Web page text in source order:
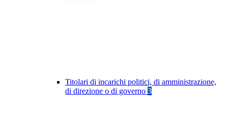
Titolari di incarichi politici, di amministrazione,
di direzione o di governo 3